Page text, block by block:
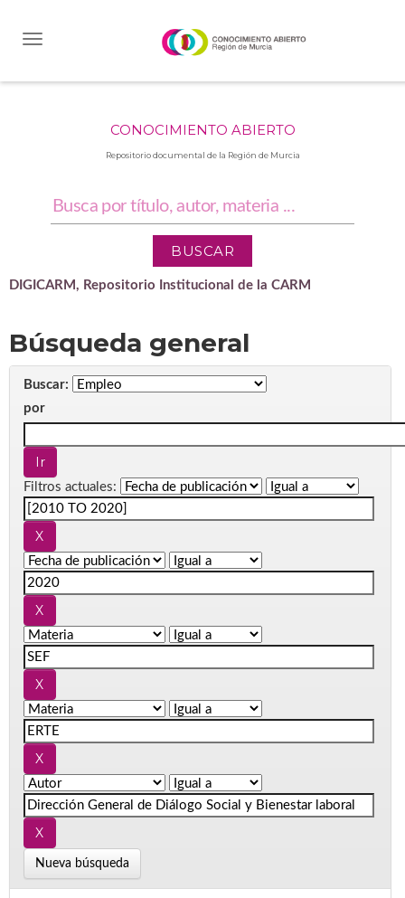
CONOCIMIENTO ABIERTO
Repositorio documental de la Región de Murcia
DIGICARM, Repositorio Institucional de la CARM
Búsqueda general
Buscar:
por
Filtros actuales:
Nueva búsqueda